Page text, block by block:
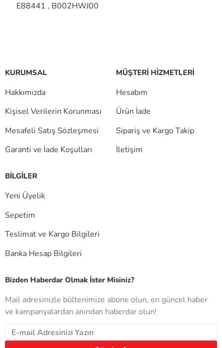
E88441 , B002HWJ00
KURUMSAL
Hakkımızda
Kişisel Verilerin Korunması
Mesafeli Satış Sözleşmesi
Garanti ve İade Koşulları
MÜŞTERİ HİZMETLERİ
Hesabım
Ürün İade
Sipariş ve Kargo Takip
İletişim
BİLGİLER
Yeni Üyelik
Sepetim
Teslimat ve Kargo Bilgileri
Banka Hesap Bilgileri
Bizden Haberdar Olmak İster Misiniz?
Mail adresinizle bültenimize abone olun, en güncel haber
ve kampanyalardan anından haberdar olun!